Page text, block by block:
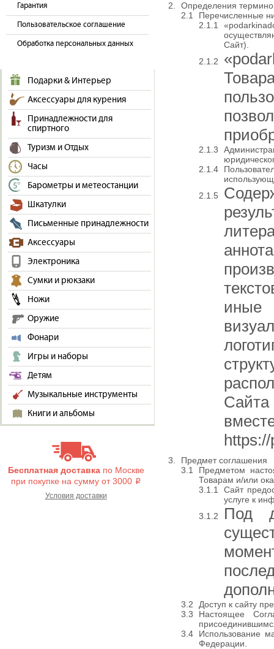
Гарантия
Пользовательское соглашение
Обработка персональных данных
Подарки & Интерьер
Аксессуары для курения
Принадлежности для
спиртного
Туризм и Отдых
Часы
Барометры и метеостанции
Шкатулки
Письменные принадлежности
Аксессуары
Электроника
Сумки и рюкзаки
Ножи
Оружие
Фонари
Игры и наборы
Детям
Музыкальные инструменты
Книги и альбомы
Бесплатная доставкапо Москве
при покупке на сумму от 3000 i
Условия доставки
Определения
Перечисленные
Сайт).
иные
Сайта
Предмет соглашения
Предметом
Товарам и/или
Сайт
услуге к
Под
Доступ к сайту
Настоящее
Использование
Федерации.